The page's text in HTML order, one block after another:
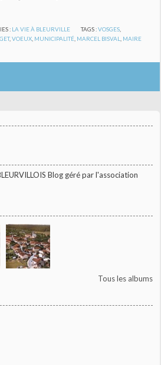
Blog géré par l'association
Tous les albums
: LA VIE À BLEURVILLE TAGS :VOSGES
,VOEUX MUNICIPALITÉ MARCEL BISVAL
MAIRE